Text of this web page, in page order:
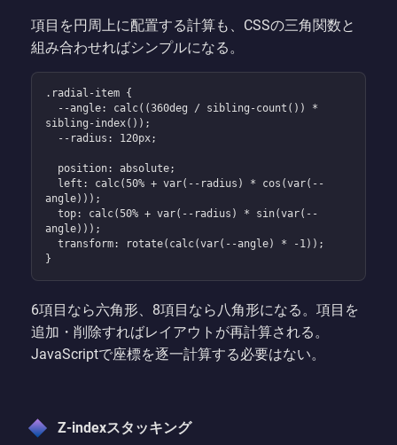
項目を円周上に配置する計算も、CSSの三角関数と
組み合わせればシンプルになる。
.radial-item {
sibling-index());
angle)));
angle)));
}
6項目なら六角形、8項目なら八角形になる。項目を
追加・削除すればレイアウトが再計算される。
JavaScriptで座標を逐一計算する必要はない。
Z-indexスタッキング